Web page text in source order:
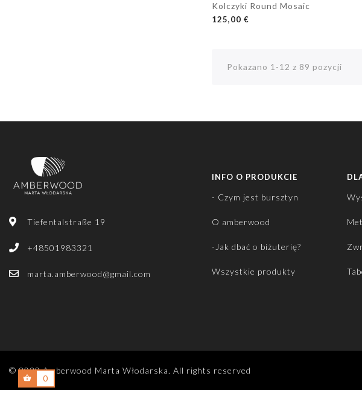
Kolczyki Round Mosaic
125,00 €
DODAJ DO KOSZYKA
Pokazano 1-12 z 89 pozycji
Tiefentalstraße 19
+48501983321
marta.amberwood@gmail.com
INFO O PRODUKCIE
- Czym jest bursztyn
O amberwood
-Jak dbać o biżuterię?
Wszystkie produkty
© 2020 Amberwood Marta Włodarska. All rights reserved
0